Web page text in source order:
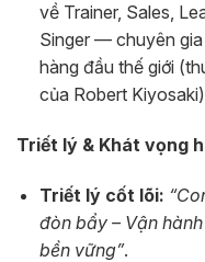
về Trainer, Sales,
Singer — chuyên
hàng đầu thế giới
của Robert
Triết lý & Khát vọng
Triết lý cốt lõi:
đòn bẩy – Vận
bền vững”.